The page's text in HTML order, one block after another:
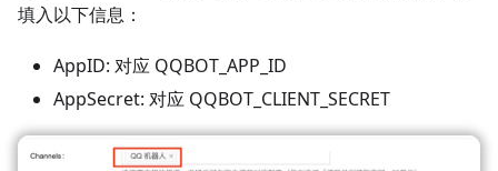
填入以下信息：
AppID: 对应 QQBOT_APP_ID
AppSecret: 对应 QQBOT_CLIENT_SECRET